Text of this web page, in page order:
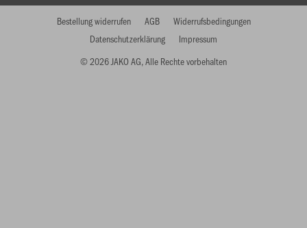
© 2026 JAKO AG, Alle Rechte vorbehalten
Bestellung widerrufen AGB
Widerrufsbedingungen
Datenschutzerklärung
Impressum